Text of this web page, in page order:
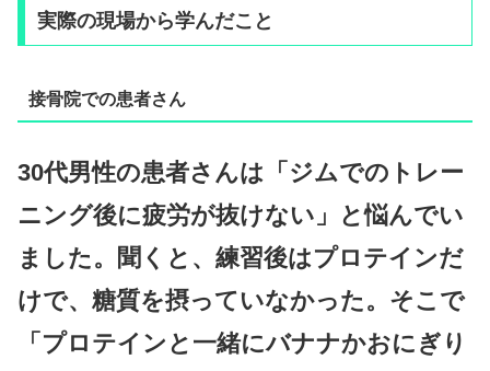
実際の現場から学んだこと
接骨院での患者さん
30代男性の患者さんは「ジムでのトレー
ニング後に疲労が抜けない」と悩んでい
ました。聞くと、練習後はプロテインだ
けで、糖質を摂っていなかった。そこで
「プロテインと一緒にバナナかおにぎり